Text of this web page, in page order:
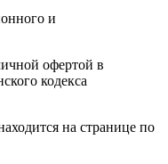
и
офертой в
кодекса
на странице по